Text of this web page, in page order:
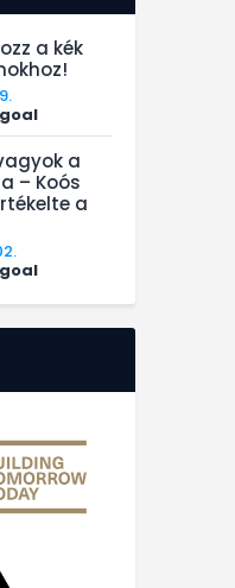
a kék
a
– Koós
a